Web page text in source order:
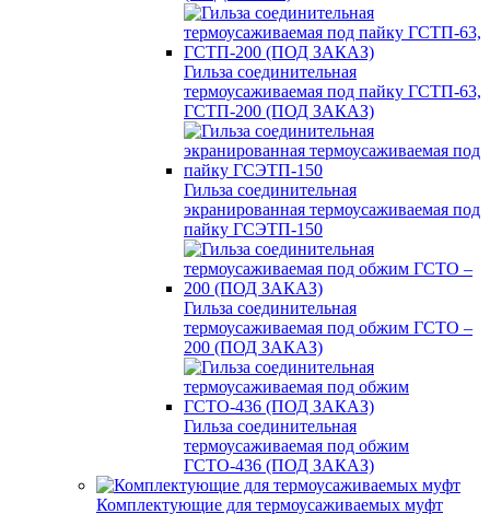
Гильза соединительная
термоусаживаемая под пайку ГСТП-63,
ГСТП-200 (ПОД ЗАКАЗ)
Гильза соединительная
экранированная термоусаживаемая под
пайку ГСЭТП-150
Гильза соединительная
термоусаживаемая под обжим ГСТО –
200 (ПОД ЗАКАЗ)
Гильза соединительная
термоусаживаемая под обжим
ГСТО-436 (ПОД ЗАКАЗ)
Комплектующие для термоусаживаемых муфт